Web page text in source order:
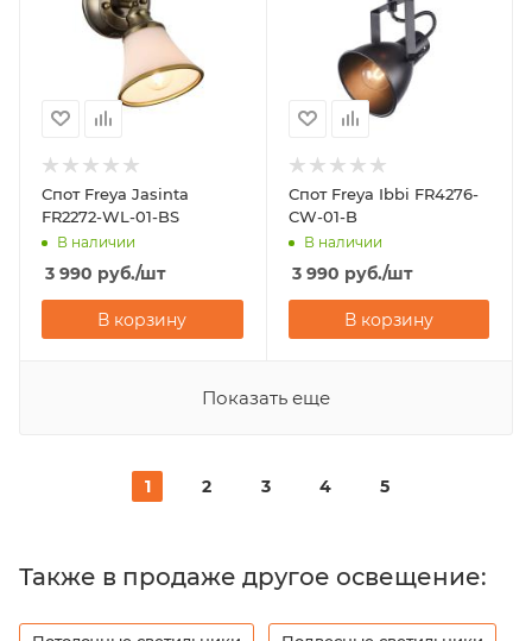
Спот Freya Jasinta
FR2272-WL-01-BS
В наличии
3 990 руб./шт
В корзину
Спот Freya Ibbi FR4276-
CW-01-B
В наличии
3 990 руб./шт
В корзину
Показать еще
1 2 3 4 5
Также в продаже другое освещение: